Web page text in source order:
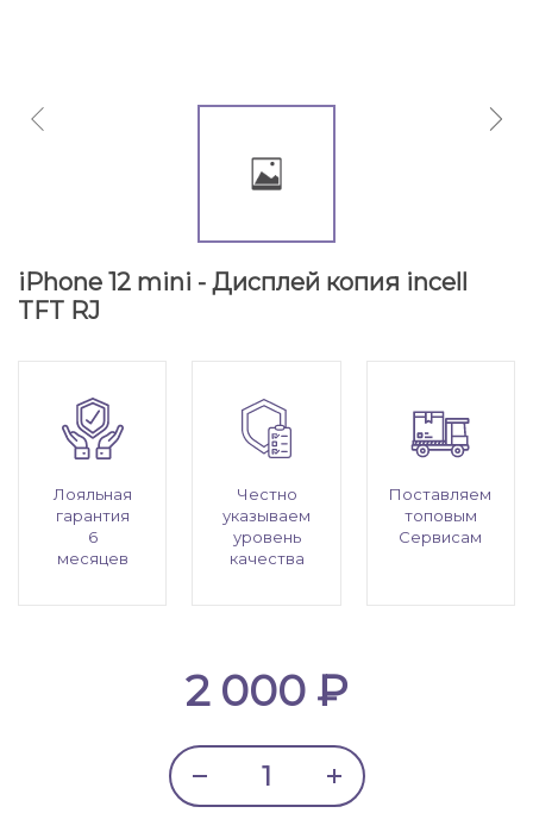
iPhone 12 mini - Дисплей копия incell
TFT RJ
Лояльная
гарантия
6
месяцев
Честно
указываем
уровень
качества
Поставляем
топовым
Сервисам
2 000 ₽